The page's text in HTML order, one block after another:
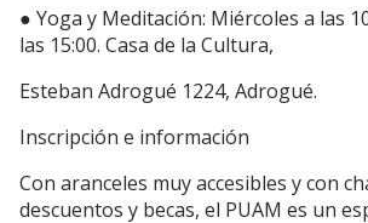
● Yoga y Meditación: Miércoles a las
las 15:00. Casa de la Cultura,
Esteban Adrogué 1224, Adrogué.
Inscripción e información
Con aranceles muy accesibles y con
descuentos y becas, el PUAM es un